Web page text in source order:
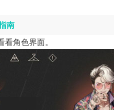
南
角色界面。